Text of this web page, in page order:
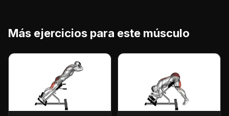
Más ejercicios para este músculo